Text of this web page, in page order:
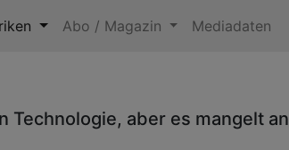
Abo / Magazin Mediadaten
Technologie, aber es mangelt an